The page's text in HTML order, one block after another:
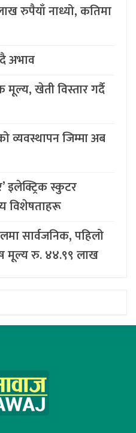
रुपैयाँ नाध्यो, कतिमा
अभाव
खेती विस्तार गर्दै
व्यवस्थापन जिम्मा अब
इलेक्ट्रिक स्कुटर
विशेषताहरू
सार्वजनिक, पहिलो
मूल्य रु. ४४.९९ लाख